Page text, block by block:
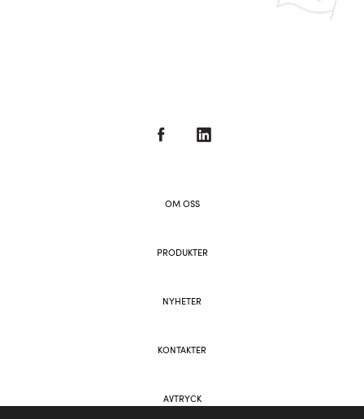
OM OSS
PRODUKTER
NYHETER
KONTAKTER
AVTRYCK